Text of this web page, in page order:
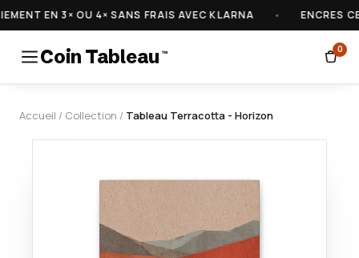
EN 3× OU 4× SANS FRAIS AVEC KLARNA ENCRES
Coin Tableau ™ 0
Accueil / Collection / Tableau Terracotta - Horizon